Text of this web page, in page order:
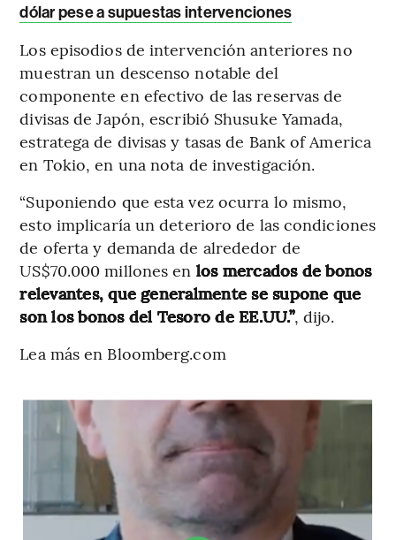
dólar pese a supuestas intervenciones
Los episodios de intervención anteriores no
muestran un descenso notable del
componente en efectivo de las reservas de
divisas de Japón, escribió Shusuke Yamada,
estratega de divisas y tasas de Bank of America
en Tokio, en una nota de investigación.
“Suponiendo que esta vez ocurra lo mismo,
esto implicaría un deterioro de las condiciones
de oferta y demanda de alrededor de
US$70.000 millones en los mercados de bonos
relevantes, que generalmente se supone que
son los bonos del Tesoro de EE.UU.”, dijo.
Lea más en Bloomberg.com